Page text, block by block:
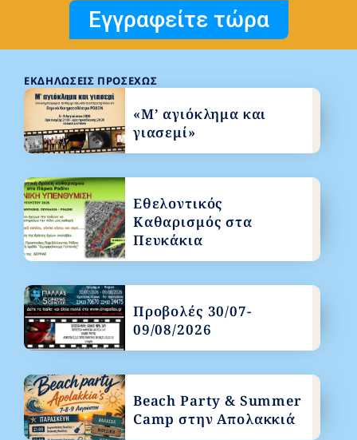
Εγγραφείτε τώρα
ΕΚΔΗΛΏΣΕΙΣ ΠΡΟΣΕΧΏΣ
«Μ’ αγιόκλημα και
γιασεμί»
Εθελοντικός
Καθαρισμός στα
Πευκάκια
Προβολές 30/07-
09/08/2026
Beach Party & Summer
Camp στην Απολακκιά